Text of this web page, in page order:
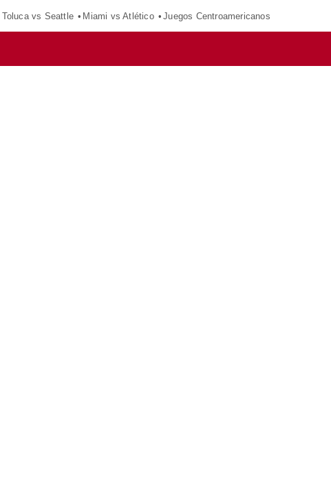
Toluca vs Seattle Miami vs Atlético Juegos Centroamericanos